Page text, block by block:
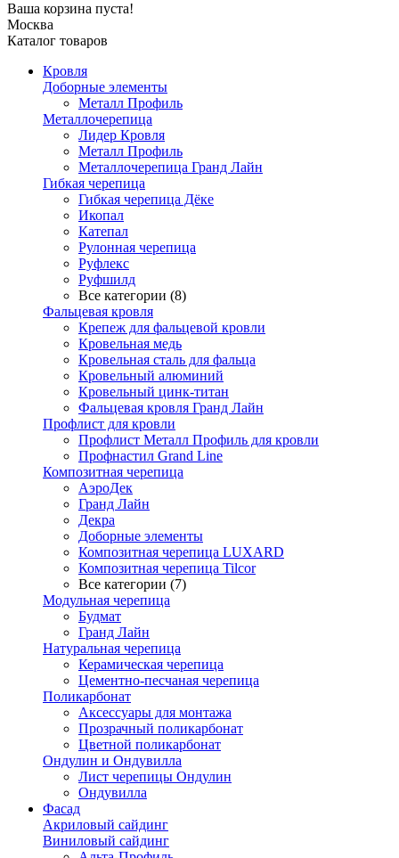
Ваша корзина пуста!
Москва
Каталог товаров
Кровля
Доборные элементы
Металл Профиль
Металлочерепица
Лидер Кровля
Металл Профиль
Металлочерепица Гранд Лайн
Гибкая черепица
Гибкая черепица Дёке
Икопал
Катепал
Рулонная черепица
Руфлекс
Руфшилд
Все категории (8)
Фальцевая кровля
Крепеж для фальцевой кровли
Кровельная медь
Кровельная сталь для фальца
Кровельный алюминий
Кровельный цинк-титан
Фальцевая кровля Гранд Лайн
Профлист для кровли
Профлист Металл Профиль для кровли
Профнастил Grand Line
Композитная черепица
АэроДек
Гранд Лайн
Декра
Доборные элементы
Композитная черепица LUXARD
Композитная черепица Tilcor
Все категории (7)
Модульная черепица
Будмат
Гранд Лайн
Натуральная черепица
Керамическая черепица
Цементно-песчаная черепица
Поликарбонат
Аксессуары для монтажа
Прозрачный поликарбонат
Цветной поликарбонат
Ондулин и Ондувилла
Лист черепицы Ондулин
Ондувилла
Фасад
Акриловый сайдинг
Виниловый сайдинг